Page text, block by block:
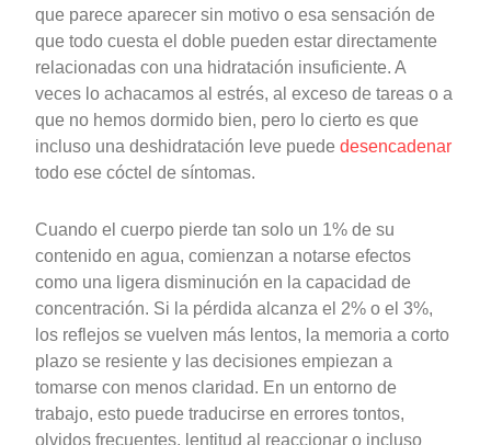
que parece aparecer sin motivo o esa sensación de
que todo cuesta el doble pueden estar directamente
relacionadas con una hidratación insuficiente. A
veces lo achacamos al estrés, al exceso de tareas o a
que no hemos dormido bien, pero lo cierto es que
incluso una deshidratación leve puededesencadenar
todo ese cóctel de síntomas.
Cuando el cuerpo pierde tan solo un 1% de su
contenido en agua, comienzan a notarse efectos
como una ligera disminución en la capacidad de
concentración. Si la pérdida alcanza el 2% o el 3%,
los reflejos se vuelven más lentos, la memoria a corto
plazo se resiente y las decisiones empiezan a
tomarse con menos claridad. En un entorno de
trabajo, esto puede traducirse en errores tontos,
olvidos frecuentes, lentitud al reaccionar o incluso